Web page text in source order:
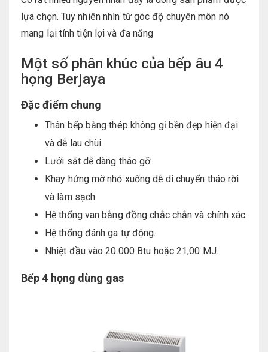
lựa chọn. Tuy nhiên nhìn từ góc độ chuyên môn nó
mang lại tính tiện lợi và đa năng
Một số phân khúc của bếp âu 4
họng Berjaya
Đặc điểm chung
Thân bếp bằng thép không gỉ bền đẹp hiện đại
và dễ lau chùi.
Lưới sắt dễ dàng tháo gỡ.
Khay hứng mỡ nhỏ xuống dễ di chuyển tháo rời
và làm sạch
Hệ thống van bằng đồng chắc chắn và chính xác
Hệ thống đánh ga tự động.
Nhiệt đầu vào 20.000 Btu hoặc 21,00 MJ.
Bếp 4 họng dùng gas